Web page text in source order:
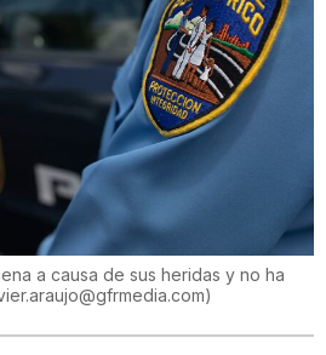
a causa de sus heridas y no ha
)